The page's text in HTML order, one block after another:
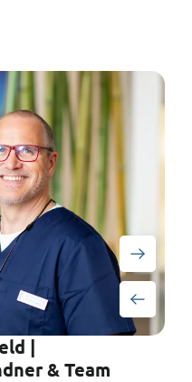
|
& Team